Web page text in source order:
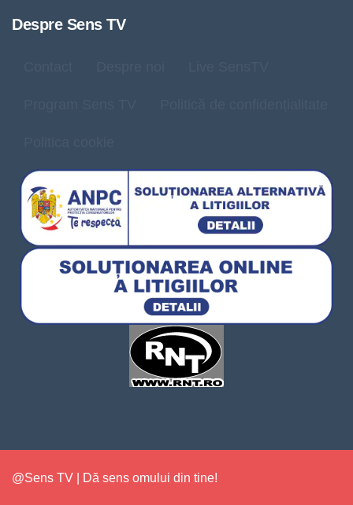
Despre Sens TV
@Sens TV | Dă sens omului din tine!